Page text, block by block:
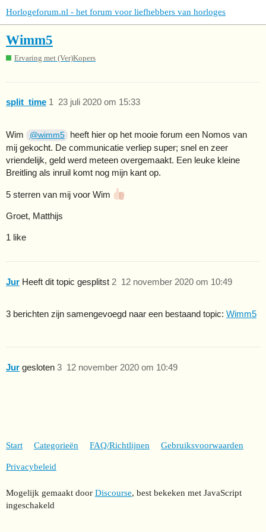
Horlogeforum.nl - het forum voor liefhebbers van horloges
Wimm5
Ervaring met (Ver)Kopers
split_time 23 juli 2020 om 15:33
1
Wim @wimm5
heeft hier op het mooie forum een Nomos van
mij gekocht. De communicatie verliep super; snel en zeer
vriendelijk, geld werd meteen overgemaakt. Een leuke kleine
Breitling als inruil komt nog mijn kant op.
5 sterren van mij voor Wim
Groet, Matthijs
1 like
Jur Heeft dit topic gesplitst 12 november 2020 om 10:49
2
3 berichten zijn samengevoegd naar een bestaand topic: Wimm5
Jur gesloten 12 november 2020 om 10:49
3
Start Categorieën FAQ/Richtlijnen Gebruiksvoorwaarden
Privacybeleid
Mogelijk gemaakt door Discourse, best bekeken met JavaScript
ingeschakeld